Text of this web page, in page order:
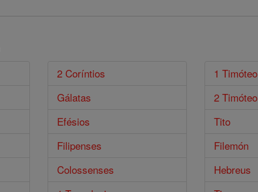
2 Coríntios
Gálatas
Efésios
Filipenses
Colossenses
1 Timóteo
2 Timóteo
Tito
Filemón
Hebreus